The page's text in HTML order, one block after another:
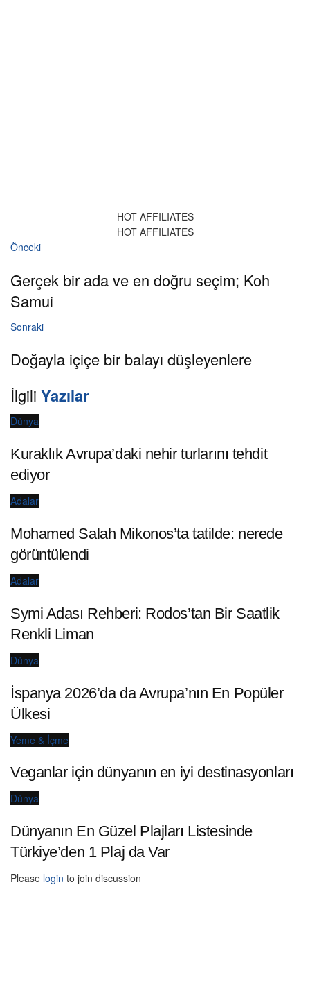
HOT AFFILIATES
HOT AFFILIATES
Önceki
Gerçek bir ada ve en doğru seçim; Koh
Samui
Sonraki
Doğayla içiçe bir balayı düşleyenlere
İlgili Yazılar
Dünya
Kuraklık Avrupa’daki nehir turlarını tehdit
ediyor
Adalar
Mohamed Salah Mikonos’ta tatilde: nerede
görüntülendi
Adalar
Symi Adası Rehberi: Rodos’tan Bir Saatlik
Renkli Liman
Dünya
İspanya 2026’da da Avrupa’nın En Popüler
Ülkesi
Yeme & İçme
Veganlar için dünyanın en iyi destinasyonları
Dünya
Dünyanın En Güzel Plajları Listesinde
Türkiye’den 1 Plaj da Var
Please login to join discussion